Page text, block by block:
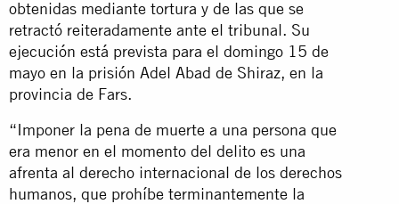
obtenidas mediante tortura y de las que se
retractó reiteradamente ante el tribunal. Su
ejecución está prevista para el domingo 15 de
mayo en la prisión Adel Abad de Shiraz, en la
provincia de Fars.
“Imponer la pena de muerte a una persona que
era menor en el momento del delito es una
afrenta al derecho internacional de los derechos
humanos, que prohíbe terminantemente la